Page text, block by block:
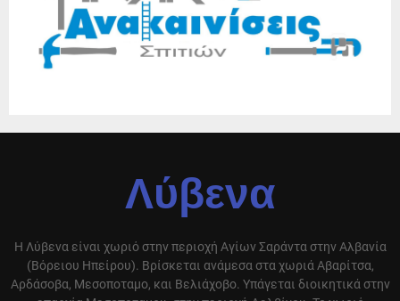
Λύβενα
Η Λύβενα είναι χωριό στην περιοχή Αγίων Σαράντα στην Αλβανία
(Βόρειου Ηπείρου). Βρίσκεται ανάμεσα στα χωριά Αβαρίτσα,
Αρδάσοβα, Μεσοποταμο, και Βελιάχοβο. Υπάγεται διοικητικά στην